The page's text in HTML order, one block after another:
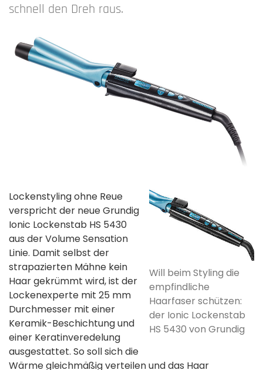
schnell den Dreh raus.
Will beim Styling die
empfindliche
Haarfaser schützen:
der Ionic Lockenstab
HS 5430 von Grundig
Lockenstyling ohne Reue
verspricht der neue Grundig
Ionic Lockenstab HS 5430
aus der Volume Sensation
Linie. Damit selbst der
strapazierten Mähne kein
Haar gekrümmt wird, ist der
Lockenexperte mit 25 mm
Durchmesser mit einer
Keramik-Beschichtung und
einer Keratinveredelung
ausgestattet. So soll sich die
Wärme gleichmäßig verteilen und das Haar